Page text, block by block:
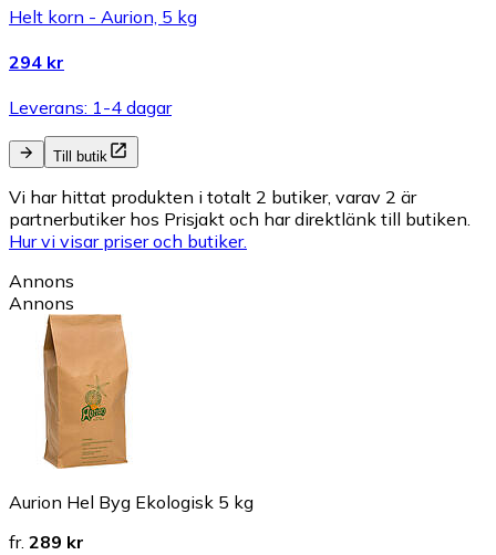
Helt korn - Aurion, 5 kg
294 kr
Leverans: 1-4 dagar
Till butik
Vi har hittat produkten i totalt 2 butiker, varav 2 är
partnerbutiker hos Prisjakt och har direktlänk till butiken.
Hur vi visar priser och butiker.
Annons
Annons
Aurion Hel Byg Ekologisk 5 kg
fr. 289 kr